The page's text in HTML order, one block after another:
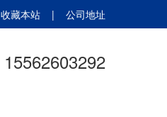
收藏本站 | 公司地址
15562603292